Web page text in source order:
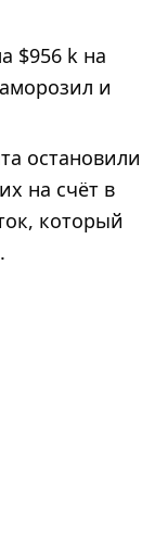
$956 k на
и
остановили
на счёт в
который